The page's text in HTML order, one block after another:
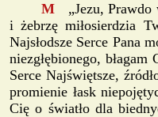
M „Jezu,
i żebrzę miłosierdzia
Najsłodsze Serce Pana
niezgłębionego,
Serce Najświętsze,
promienie łask
Cię o światło dla